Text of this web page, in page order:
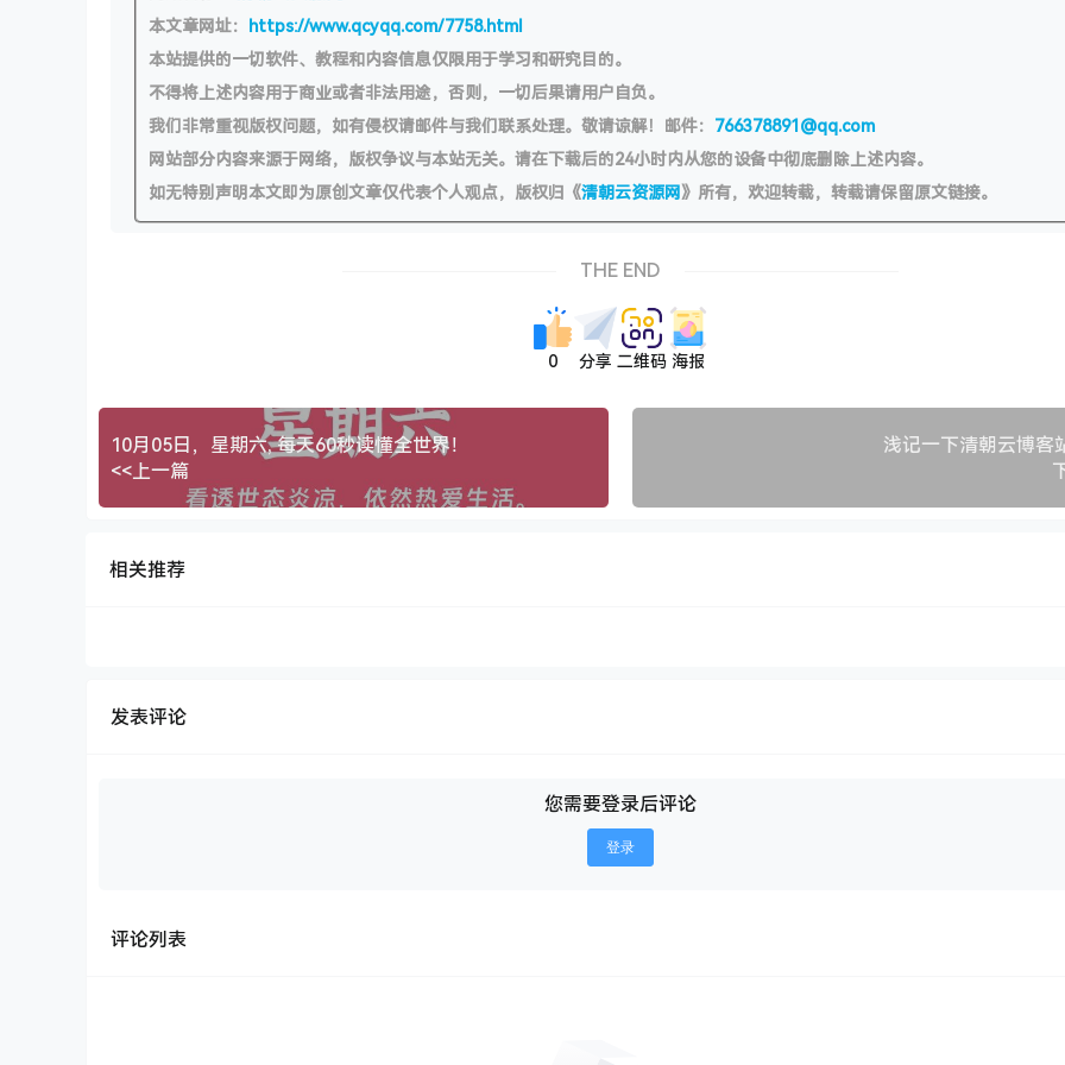
本文章网址： https://www.qcyqq.com/7758.html
本站提供的一切软件、教程和内容信息仅限用于学习和研究目的。
不得将上述内容用于商业或者非法用途，否则，一切后果请用户自负。
我们非常重视版权问题，如有侵权请邮件与我们联系处理。敬请谅解！邮件： 766378891@qq.com
网站部分内容来源于网络，版权争议与本站无关。请在下载后的24小时内从您的设备中彻底删除上述内容。
如无特别声明本文即为原创文章仅代表个人观点，版权归《清朝云资源网》所有，欢迎转载，转载请保留原文链接。
THE END
0 分享 二维码 海报
10月05日，星期六, 每天60秒读懂全世界！
<<上一篇
浅记一下清朝云博客
相关推荐
发表评论
您需要登录后评论
登录
评论列表